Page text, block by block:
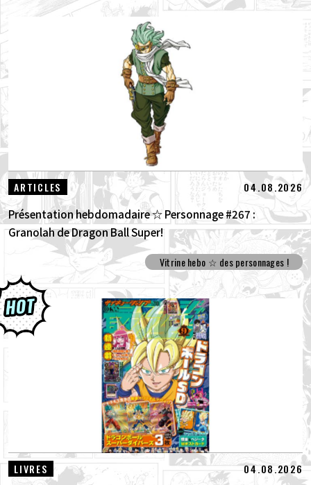
ARTICLES 04.08.2026
Présentation hebdomadaire ☆ Personnage #267 :
Granolah de Dragon Ball Super!
Vitrine hebo ☆ des personnages !
LIVRES 04.08.2026